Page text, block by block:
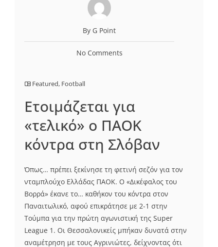
By G Point
No Comments
Featured, Football
Ετοιμάζεται για
«τελικό» ο ΠΑΟΚ
κόντρα στη Σλόβαν
Όπως… πρέπει ξεκίνησε τη φετινή σεζόν για τον
νταμπλούχο Ελλάδας ΠΑΟΚ. Ο «Δικέφαλος του
Βορρά» έκανε το… καθήκον του κόντρα στον
Παναιτωλικό, αφού επικράτησε με 2-1 στην
Τούμπα για την πρώτη αγωνιστική της Super
League 1. Οι Θεσσαλονικείς μπήκαν δυνατά στην
αναμέτρηση με τους Αγρινιώτες, δείχνοντας ότι